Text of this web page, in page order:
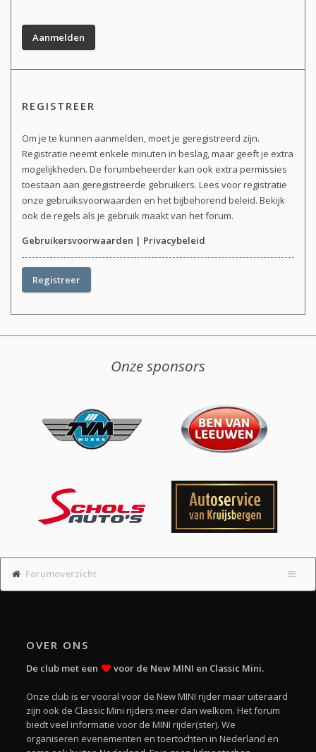
REGISTREER
Om je te kunnen aanmelden, moet je geregistreerd zijn.
Registratie neemt enkele minuten in beslag, maar geeft je extra
mogelijkheden. De forumbeheerder kan ook extra permissies
toestaan aan geregistreerde gebruikers. Lees voor registratie
onze gebruiksvoorwaarden en het bijbehorend beleid. Bekijk
ook de regels als je gebruik maakt van het forum.
Gebruikersvoorwaarden | Privacybeleid
Registreer
Onze sponsors
Forumoverzicht
OVER ONS
De club met een voor de New MINI en Classic Mini.
Onze club is er vooral voor de New MINI rijder maar uiteraard
zijn ook de Classic Mini rijders meer dan welkom. Het forum
biedt veel informatie voor de MINI rijder(ster). We
organiseren evenementen en toertochten in Nederland en